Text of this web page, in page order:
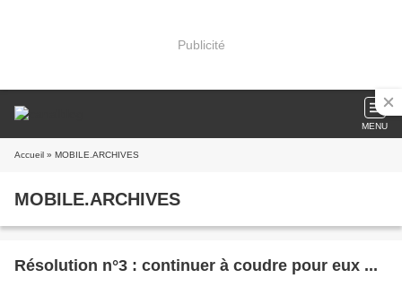
Publicité
MENU
Accueil » MOBILE.ARCHIVES
MOBILE.ARCHIVES
Résolution n°3 : continuer à coudre pour eux ...